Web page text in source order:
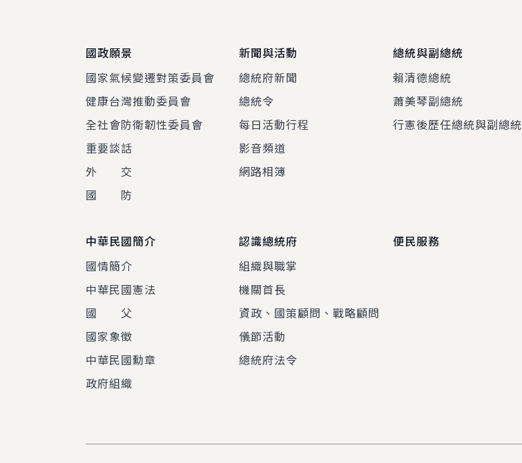
國政願景
國家氣候變遷對策委員會
健康台灣推動委員會
全社會防衛韌性委員會
重要談話
外 交
國 防
新聞與活動
總統府新聞
總統令
每日活動行程
影音頻道
網路相簿
總統與副總統
賴清德總統
蕭美琴副總統
行憲後歷任總統與副總統
中華民國簡介
國情簡介
中華民國憲法
國 父
國家象徵
中華民國勳章
政府組織
認識總統府
組織與職掌
機關首長
資政、國策顧問、戰略顧問
儀節活動
總統府法令
便民服務